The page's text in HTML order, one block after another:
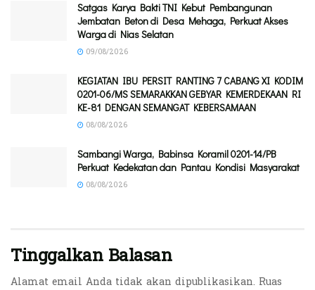
Satgas Karya Bakti TNI Kebut Pembangunan
Jembatan Beton di Desa Mehaga, Perkuat Akses
Warga di Nias Selatan
09/08/2026
KEGIATAN IBU PERSIT RANTING 7 CABANG XI KODIM
0201-06/MS SEMARAKKAN GEBYAR KEMERDEKAAN RI
KE-81 DENGAN SEMANGAT KEBERSAMAAN
08/08/2026
Sambangi Warga, Babinsa Koramil 0201-14/PB
Perkuat Kedekatan dan Pantau Kondisi Masyarakat
08/08/2026
Tinggalkan Balasan
Alamat email Anda tidak akan dipublikasikan. Ruas